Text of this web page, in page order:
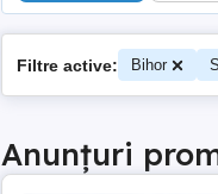
Filtre active: Bihor
Anunțuri